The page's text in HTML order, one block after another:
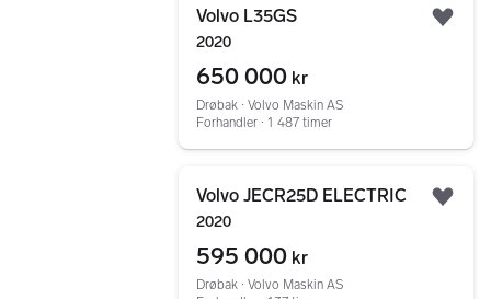
Volvo L35GS
2020
650 000 kr
Drøbak ∙ Volvo Maskin AS
Forhandler ∙ 1 487 timer
Volvo JECR25D ELECTRIC
2020
595 000 kr
Drøbak ∙ Volvo Maskin AS